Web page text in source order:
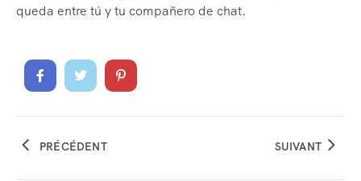
queda entre tú y tu compañero de chat.
PRÉCÉDENT SUIVANT